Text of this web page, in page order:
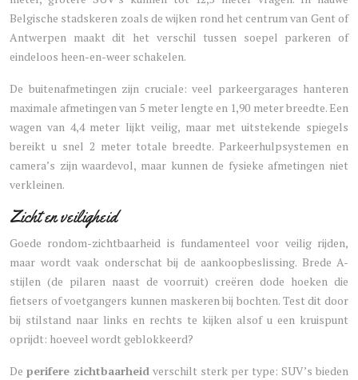
Belgische stadskeren zoals de wijken rond het centrum van Gent of
Antwerpen maakt dit het verschil tussen soepel parkeren of
eindeloos heen-en-weer schakelen.
De buitenafmetingen zijn cruciale: veel parkeergarages hanteren
maximale afmetingen van 5 meter lengte en 1,90 meter breedte. Een
wagen van 4,4 meter lijkt veilig, maar met uitstekende spiegels
bereikt u snel 2 meter totale breedte. Parkeerhulpsystemen en
camera’s zijn waardevol, maar kunnen de fysieke afmetingen niet
verkleinen.
Zicht en veiligheid
Goede rondom-zichtbaarheid is fundamenteel voor veilig rijden,
maar wordt vaak onderschat bij de aankoopbeslissing. Brede A-
stijlen (de pilaren naast de voorruit) creëren dode hoeken die
fietsers of voetgangers kunnen maskeren bij bochten. Test dit door
bij stilstand naar links en rechts te kijken alsof u een kruispunt
oprijdt: hoeveel wordt geblokkeerd?
De perifere zichtbaarheid verschilt sterk per type: SUV’s bieden